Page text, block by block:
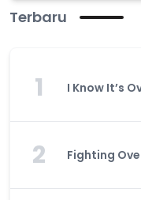
Terbaru
1 I Know It’s
2 Fighting